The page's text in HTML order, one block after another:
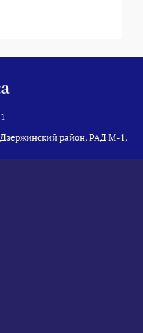
Дзержинский район, РАД М-1,